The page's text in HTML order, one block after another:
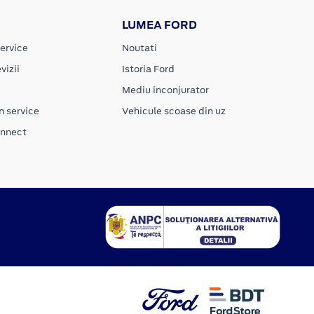
service
LUMEA FORD
Noutati
Istoria Ford
Mediu inconjurator
Vehicule scoase din uz